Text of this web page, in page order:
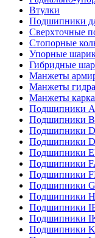
Втулки
Подшипники
Сверхточные
Стопорные
Упорные
Гибридные
Манжеты
Манжеты
Манжеты
Подшипники
Подшипники
Подшипники
Подшипники
Подшипники
Подшипники
Подшипники
Подшипники
Подшипники
Подшипники
Подшипники
Подшипники